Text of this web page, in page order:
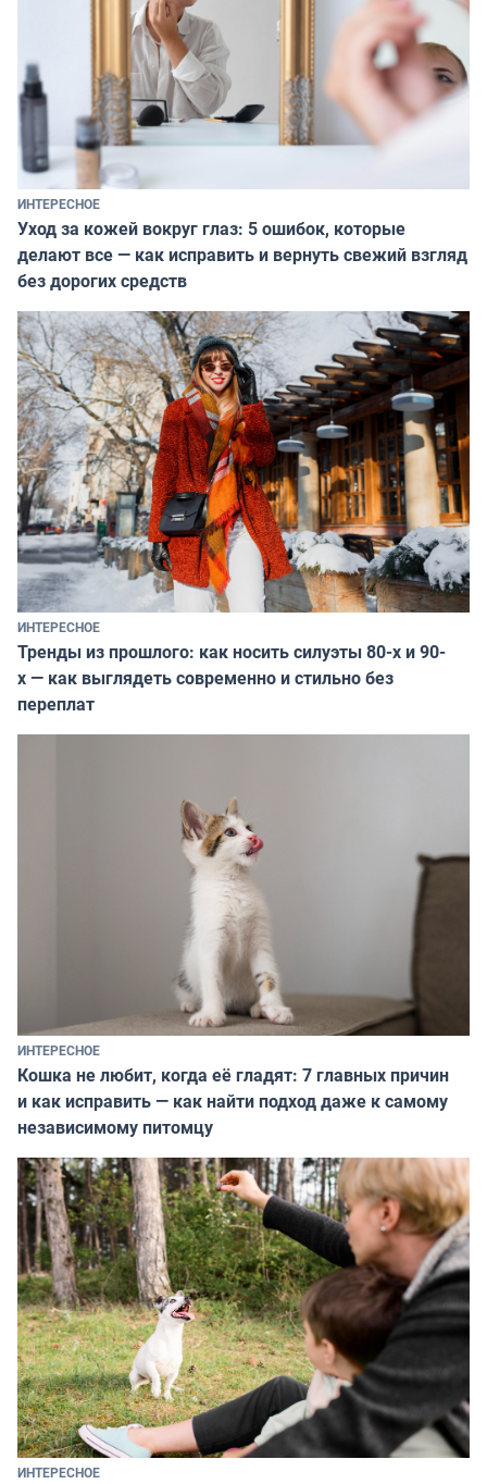
ИНТЕРЕСНОЕ
Уход за кожей вокруг глаз: 5 ошибок, которые
делают все — как исправить и вернуть свежий взгляд
без дорогих средств
ИНТЕРЕСНОЕ
Тренды из прошлого: как носить силуэты 80-х и 90-
х — как выглядеть современно и стильно без
переплат
ИНТЕРЕСНОЕ
Кошка не любит, когда её гладят: 7 главных причин
и как исправить — как найти подход даже к самому
независимому питомцу
ИНТЕРЕСНОЕ